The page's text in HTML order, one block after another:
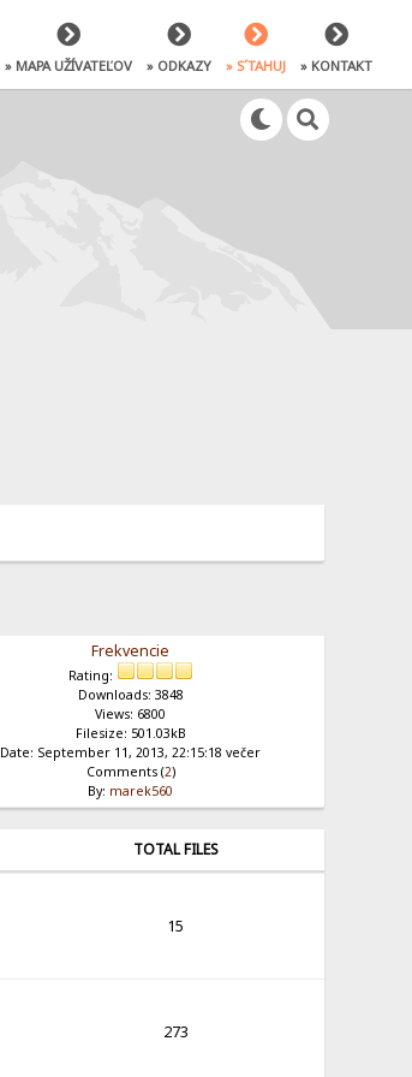
» MAPA UŽÍVATEĽOV » ODKAZY » S´TAHUJ » KONTAKT
Frekvencie
Rating:
Downloads: 3848
Views: 6800
Filesize: 501.03kB
Date: September 11, 2013, 22:15:18 večer
Comments (2)
By: marek560
TOTAL FILES
15
273